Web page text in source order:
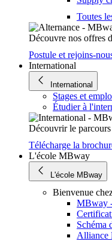
Toutes
Découvre nos offres
Postule et rejoins-
International
International
Stages et
Étudier à
Découvrir le
Télécharge la
L'école MBway
L'école MBway
Bienvenue
MBway
Schéma
Alliance